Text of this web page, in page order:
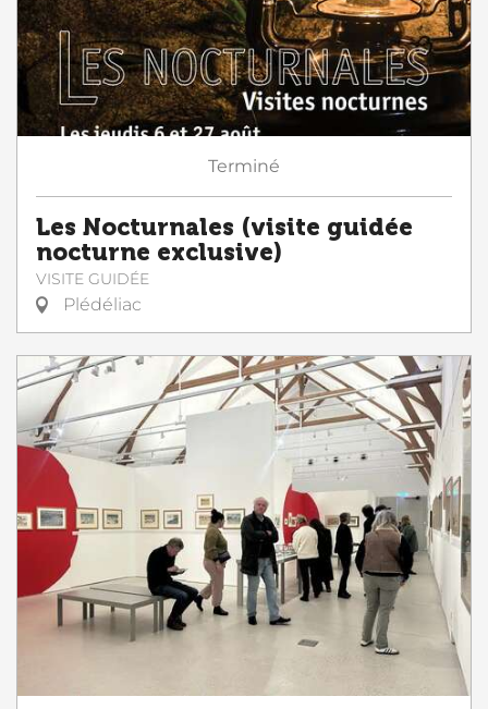
Terminé
Les Nocturnales (visite guidée
nocturne exclusive)
VISITE GUIDÉE
Plédéliac